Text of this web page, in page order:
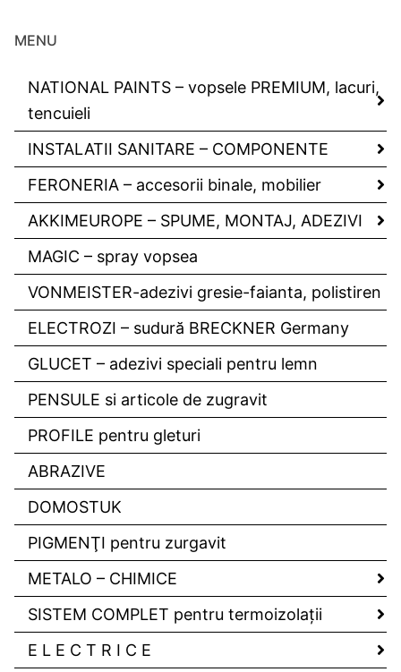
MENU
NATIONAL PAINTS – vopsele PREMIUM, lacuri,
tencuieli
INSTALATII SANITARE – COMPONENTE
FERONERIA – accesorii binale, mobilier
AKKIMEUROPE – SPUME, MONTAJ, ADEZIVI
MAGIC – spray vopsea
VONMEISTER-adezivi gresie-faianta, polistiren
ELECTROZI – sudură BRECKNER Germany
GLUCET – adezivi speciali pentru lemn
PENSULE si articole de zugravit
PROFILE pentru gleturi
ABRAZIVE
DOMOSTUK
PIGMENŢI pentru zurgavit
METALO – CHIMICE
SISTEM COMPLET pentru termoizolaţii
E L E C T R I C E